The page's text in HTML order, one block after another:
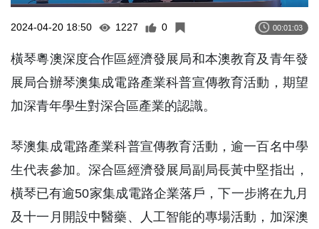
2024-04-20 18:50 1227 0 00:01:03
橫琴粵澳深度合作區經濟發展局和本澳教育及青年發
展局合辦琴澳集成電路產業科普宣傳教育活動，期望
加深青年學生對深合區產業的認識。
琴澳集成電路產業科普宣傳教育活動，逾一百名中學
生代表參加。深合區經濟發展局副局長黃中堅指出，
橫琴已有逾50家集成電路企業落戶，下一步將在九月
及十一月開設中醫藥、人工智能的專場活動，加深澳